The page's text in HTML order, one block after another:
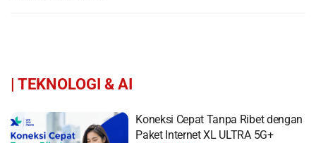
| TEKNOLOGI & AI
Koneksi Cepat Tanpa Ribet dengan
Paket Internet XL ULTRA 5G+